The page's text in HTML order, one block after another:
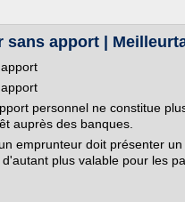
sans apport |
personnel ne constitue
auprès des banques.
emprunteur doit présenter
plus valable pour les